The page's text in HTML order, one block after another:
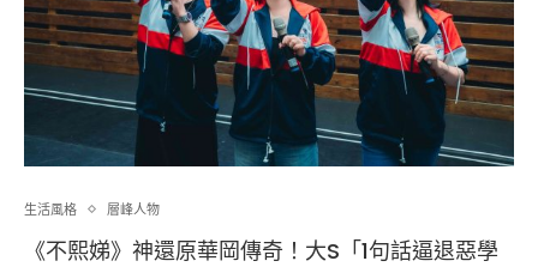
生活風格 層峰⼈物
《不熙娣》神還原華岡傳奇！大S「1句話逼退惡學